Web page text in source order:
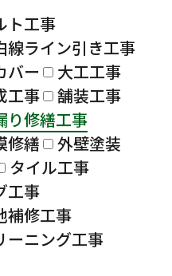
ト工事
線ライン引き工事
バー
大工工事
工事
舗装工事
り修繕工事
修繕
外壁塗装
タイル工事
工事
補修工事
ーニング工事